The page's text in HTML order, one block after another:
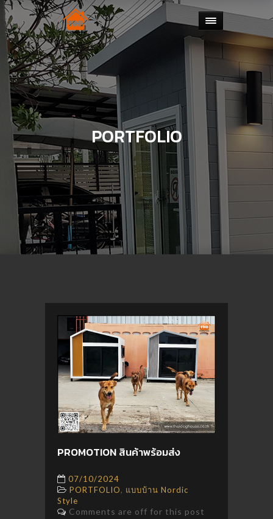
PORTFOLIO
PROMOTION สินค้าพร้อมส่ง
07/10/2024
PORTFOLIO, แบบบ้าน Nordic
Style
Comments are off for this post